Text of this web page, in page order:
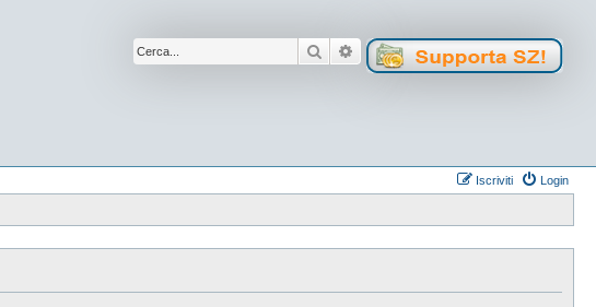
Cerca Ricerca avanzata
Login
Iscriviti